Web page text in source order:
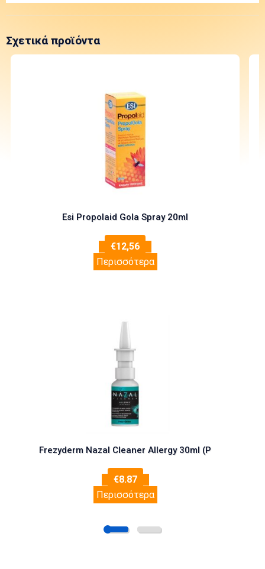
Σχετικά προϊόντα
Esi Propolaid Gola Spray 20ml
€12,56
Περισσότερα
Frezyderm Nazal Cleaner Allergy 30ml (Ρ
€8.87
Περισσότερα